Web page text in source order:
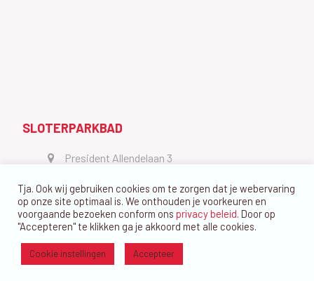
SLOTERPARKBAD
President Allendelaan 3
vragen@dedolfijn.com
Ⓒ Zwemvereniging De Dolfijn Amsterdam 2026 - website ontwerp
Tja. Ook wij gebruiken cookies om te zorgen dat je webervaring
op onze site optimaal is. We onthouden je voorkeuren en
voorgaande bezoeken conform ons privacy beleid. Door op
"Accepteren" te klikken ga je akkoord met alle cookies.
Cookie instellingen Accepteer